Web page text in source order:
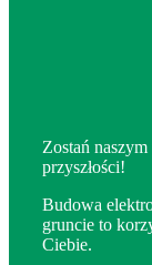
Zostań
przyszłości!
Budowa
gruncie to
Ciebie.